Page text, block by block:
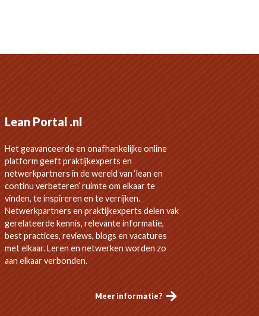
Lean Portal .nl
Het geavanceerde en onafhankelijke online
platform geeft praktijkexperts en
netwerkpartners in de wereld van ‘lean en
continu verbeteren’ ruimte om elkaar te
vinden, te inspireren en te verrijken.
Netwerkpartners en praktijkexperts delen vak
gerelateerde kennis, relevante informatie,
best practices, reviews, blogs en vacatures
met elkaar. Leren en netwerken worden zo
aan elkaar verbonden.
Meer informatie?